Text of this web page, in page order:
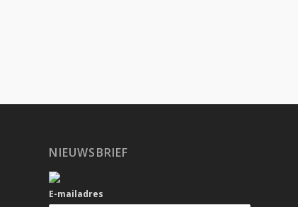
NIEUWSBRIEF
E-mailadres